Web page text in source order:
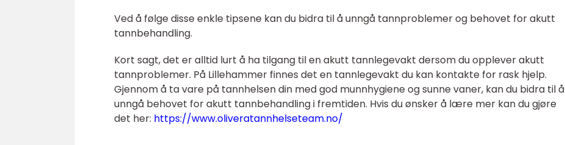
Ved å følge disse enkle tipsene kan du bidra til å unngå tannproblemer og behovet for akutt
tannbehandling.
Kort sagt, det er alltid lurt å ha tilgang til en akutt tannlegevakt dersom du opplever akutt
tannproblemer. På Lillehammer finnes det en tannlegevakt du kan kontakte for rask hjelp.
Gjennom å ta vare på tannhelsen din med god munnhygiene og sunne vaner, kan du bidra til å
unngå behovet for akutt tannbehandling i fremtiden. Hvis du ønsker å lære mer kan du gjøre
det her: https://www.oliveratannhelseteam.no/